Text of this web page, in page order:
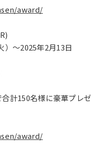
award/
）～2025年2月13日
計150名様に豪華プレゼ
award/